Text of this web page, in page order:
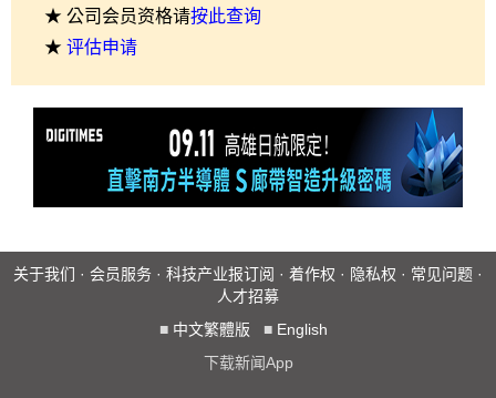
★ 公司会员资格请按此查询
★ 评估申请
关于我们 · 会员服务 · 科技产业报订阅 · 着作权 · 隐私权 · 常见问题 ·
人才招募
■ 中文繁體版 ■ English
下载新闻App